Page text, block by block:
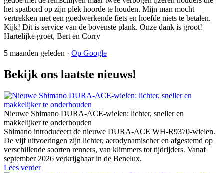
het spatbord op zijn plek hoorde te houden. Mijn man mocht
vertrekken met een goedwerkende fiets en hoefde niets te betalen.
Kijk! Dit is service van de bovenste plank. Onze dank is groot!
Hartelijke groet, Bert en Corry
5 maanden geleden · Op Google
Bekijk ons laatste nieuws!
Nieuwe Shimano DURA-ACE-wielen: lichter, sneller en
makkelijker te onderhouden
Shimano introduceert de nieuwe DURA-ACE WH-R9370-wielen.
De vijf uitvoeringen zijn lichter, aerodynamischer en afgestemd op
verschillende soorten renners, van klimmers tot tijdrijders. Vanaf
september 2026 verkrijgbaar in de Benelux.
Lees verder